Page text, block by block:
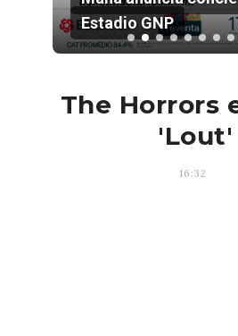
Estadio GNP
The Horrors
'Lout'
16:32